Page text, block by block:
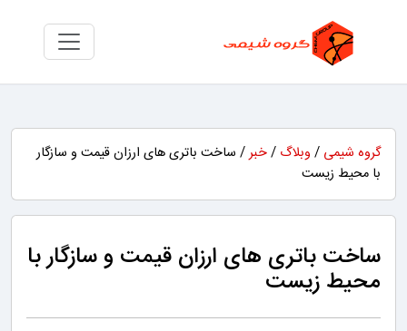
گروه شیمی / وبلاگ /خبر/ ساخت باتری های ارزان قیمت و سازگار
با محیط زیست
ساخت باتری های ارزان قیمت و سازگار با
محیط زیست